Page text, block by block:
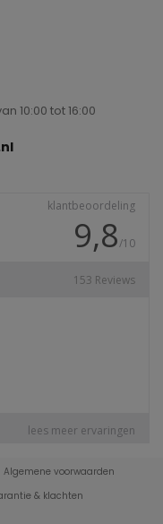
10:00 tot 16:00
Algemene voorwaarden
& klachten